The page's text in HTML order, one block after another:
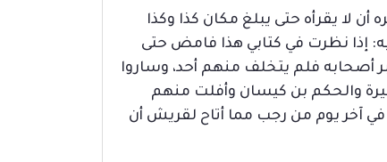
لا يقرأه حتى يبلغ مكان كذا وكذا
إذا نظرت في كتابي هذا فامض حتى
أصحابه فلم يتخلف منهم أحد، وساروا
والحكم بن كيسان وأفلت منهم
في آخر يوم من رجب مما أتاح لقريش أن